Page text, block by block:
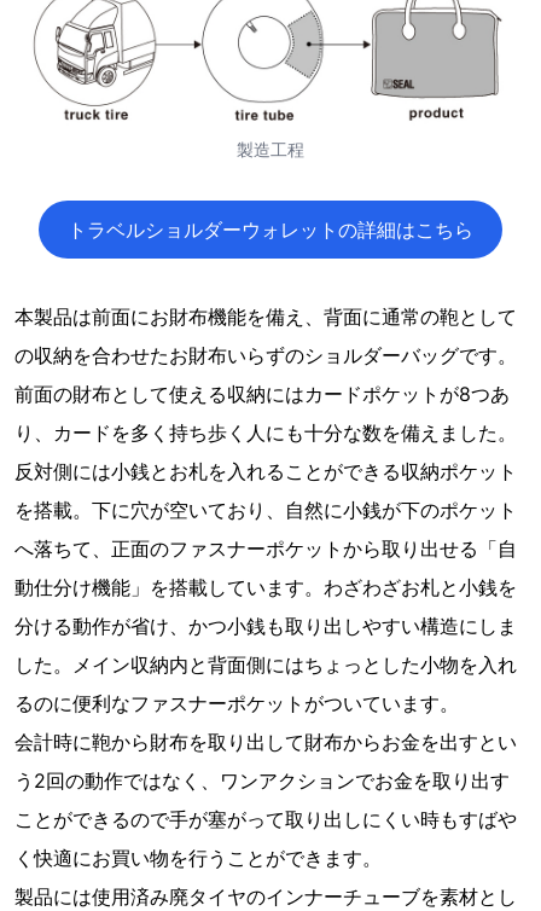
製造工程
トラベルショルダーウォレットの詳細はこちら
本製品は前面にお財布機能を備え、背面に通常の鞄として
の収納を合わせたお財布いらずのショルダーバッグです。
前面の財布として使える収納にはカードポケットが8つあ
り、カードを多く持ち歩く人にも十分な数を備えました。
反対側には小銭とお札を入れることができる収納ポケット
を搭載。下に穴が空いており、自然に小銭が下のポケット
へ落ちて、正面のファスナーポケットから取り出せる「自
動仕分け機能」を搭載しています。わざわざお札と小銭を
分ける動作が省け、かつ小銭も取り出しやすい構造にしま
した。メイン収納内と背面側にはちょっとした小物を入れ
るのに便利なファスナーポケットがついています。
会計時に鞄から財布を取り出して財布からお金を出すとい
う2回の動作ではなく、ワンアクションでお金を取り出す
ことができるので手が塞がって取り出しにくい時もすばや
く快適にお買い物を行うことができます。
製品には使用済み廃タイヤのインナーチューブを素材とし